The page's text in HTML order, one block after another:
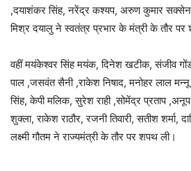
,दयाशंकर सिंह, नरेंद्र कश्यप, अरुण कुमार
मिश्र दयालु ने स्वतंत्र प्रभार के मंत्री के तौर पर
वहीं मयंकेश्वर सिंह मयंक, दिनेश खटीक, संजीव
पाल ,जसवंत सैनी ,राकेश निषाद, मनोहर लाल
सिंह, केपी मलिक, सुरेश राही ,सोमेंद्र प्रताप ,अनूप
शुक्ला, राकेश राठौर, रजनी तिवारी, सतीश शर्मा,
लक्ष्मी गौतम ने राज्यमंत्री के तौर पर शपथ ली।